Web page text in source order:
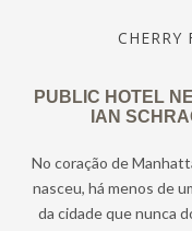
CHERRY
PUBLIC HOTEL
IAN
No coração de
nasceu, há menos de
da cidade que nunca